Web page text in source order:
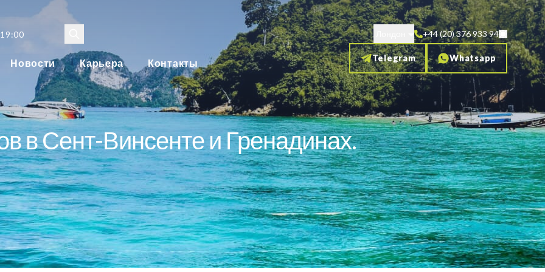
Новости Карьера Контакты
+44 (20) 376 933 94
Telegram Whatsapp
в Сент-Винсенте и Гренадинах.